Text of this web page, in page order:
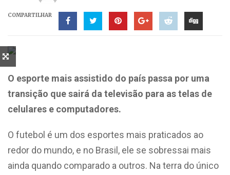
COMPARTILHAR
O esporte mais assistido do país passa por uma
transição que sairá da televisão para as telas de
celulares e computadores.
O futebol é um dos esportes mais praticados ao
redor do mundo, e no Brasil, ele se sobressai mais
ainda quando comparado a outros. Na terra do único